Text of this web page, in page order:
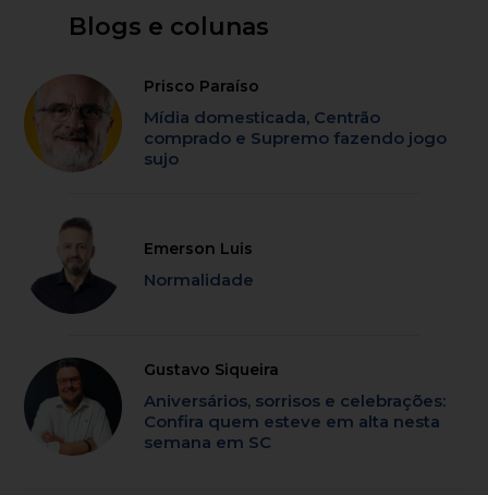
Blogs e colunas
Prisco Paraíso
Mídia domesticada, Centrão
comprado e Supremo fazendo jogo
sujo
Emerson Luis
Normalidade
Gustavo Siqueira
Aniversários, sorrisos e celebrações:
Confira quem esteve em alta nesta
semana em SC